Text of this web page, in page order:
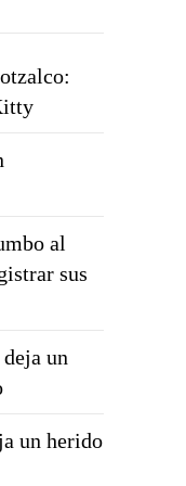
al
sus
un
un herido